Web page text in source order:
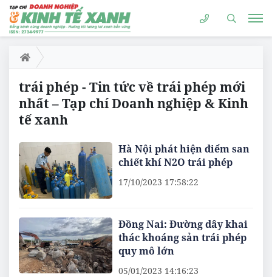
trái phép - Tin tức về trái phép mới
nhất – Tạp chí Doanh nghiệp & Kinh
tế xanh
Hà Nội phát hiện điểm san
chiết khí N2O trái phép
17/10/2023 17:58:22
Đồng Nai: Đường dây khai
thác khoáng sản trái phép
quy mô lớn
05/01/2023 14:16:23